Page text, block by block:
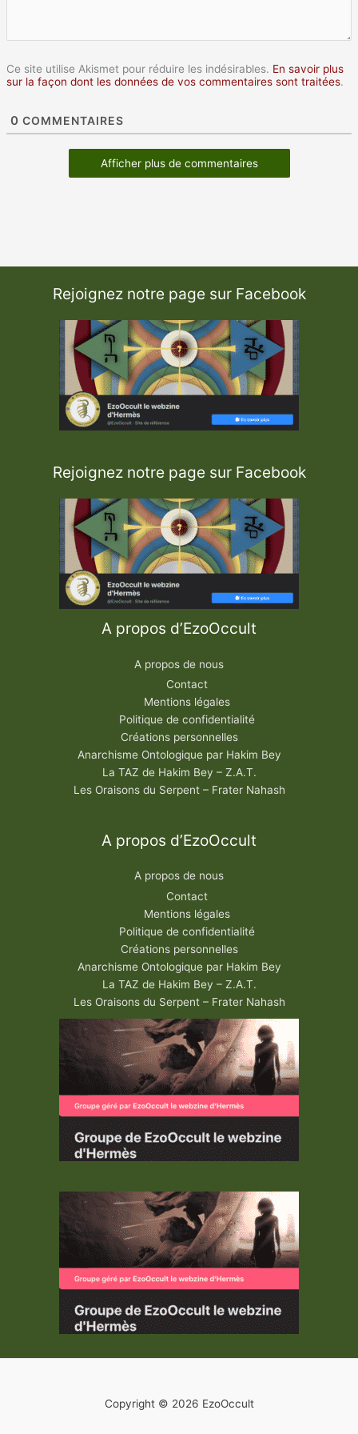
Ce site utilise Akismet pour réduire les indésirables. En savoir plus
sur la façon dont les données de vos commentaires sont traitées.
0 COMMENTAIRES
Afficher plus de commentaires
Rejoignez notre page sur Facebook
Rejoignez notre page sur Facebook
A propos d’EzoOccult
A propos de nous
Contact
Mentions légales
Politique de confidentialité
Créations personnelles
Anarchisme Ontologique par Hakim Bey
La TAZ de Hakim Bey – Z.A.T.
Les Oraisons du Serpent – Frater Nahash
A propos d’EzoOccult
A propos de nous
Contact
Mentions légales
Politique de confidentialité
Créations personnelles
Anarchisme Ontologique par Hakim Bey
La TAZ de Hakim Bey – Z.A.T.
Les Oraisons du Serpent – Frater Nahash
Copyright © 2026 EzoOccult